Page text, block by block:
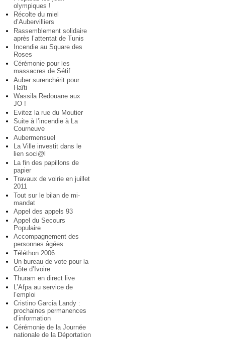
olympiques !
Récolte du miel
d’Aubervilliers
Rassemblement solidaire
après l’attentat de Tunis
Incendie au Square des
Roses
Cérémonie pour les
massacres de Sétif
Auber surenchérit pour
Haïti
Wassila Redouane aux
JO !
Evitez la rue du Moutier
Suite à l’incendie à La
Courneuve
Aubermensuel
La Ville investit dans le
lien soci@l
La fin des papillons de
papier
Travaux de voirie en juillet
2011
Tout sur le bilan de mi-
mandat
Appel des appels 93
Appel du Secours
Populaire
Accompagnement des
personnes âgées
Téléthon 2006
Un bureau de vote pour la
Côte d’Ivoire
Thuram en direct live
L’Afpa au service de
l’emploi
Cristino Garcia Landy :
prochaines permanences
d’information
Cérémonie de la Journée
nationale de la Déportation